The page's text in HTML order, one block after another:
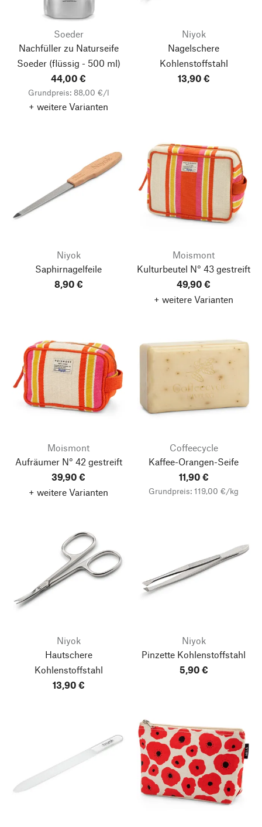
Soeder
Nachfüller zu Naturseife
Soeder(flüssig - 500 ml)
44,00 €
Grundpreis: 88,00 €/l
+ weitere Varianten
Niyok
Nagelschere
Kohlenstoffstahl
13,90 €
Niyok
Saphirnagelfeile
8,90 €
Moismont
Kulturbeutel N° 43 gestreift
49,90 €
+ weitere Varianten
Moismont
Aufräumer N° 42 gestreift
39,90 €
+ weitere Varianten
Coffeecycle
Kaffee-Orangen-Seife
11,90 €
Grundpreis: 119,00 €/kg
Niyok
Hautschere
Kohlenstoffstahl
13,90 €
Niyok
Pinzette Kohlenstoffstahl
5,90 €